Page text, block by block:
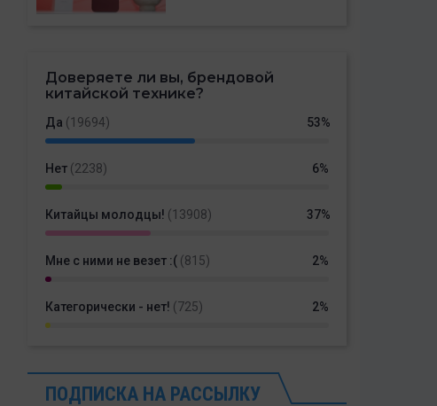
Доверяете ли вы, брендовой
китайской технике?
Да (19694) 53%
Нет (2238) 6%
Китайцы молодцы! (13908) 37%
Мне с ними не везет :( (815) 2%
Категорически - нет! (725) 2%
ПОДПИСКА НА РАССЫЛКУ